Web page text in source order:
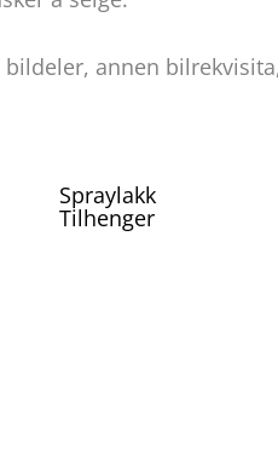
annen
Spraylakk
Tilhenger